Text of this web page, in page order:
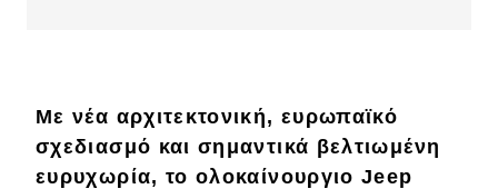
Κόσμος
Τεχνολογία
Με νέα αρχιτεκτονική, ευρωπαϊκό
σχεδιασμό και σημαντικά βελτιωμένη
ευρυχωρία, το ολοκαίνουργιο Jeep